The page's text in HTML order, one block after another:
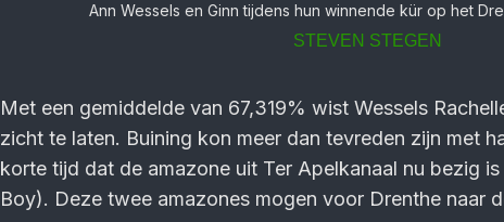
Ann Wessels en Ginn tijdens hun winnende kür op het
STEVEN STEGEN
Met een gemiddelde van 67,319% wist Wessels
zicht te laten. Buining kon meer dan tevreden zijn met
korte tijd dat de amazone uit Ter Apelkanaal nu bezig
Boy). Deze twee amazones mogen voor Drenthe naar